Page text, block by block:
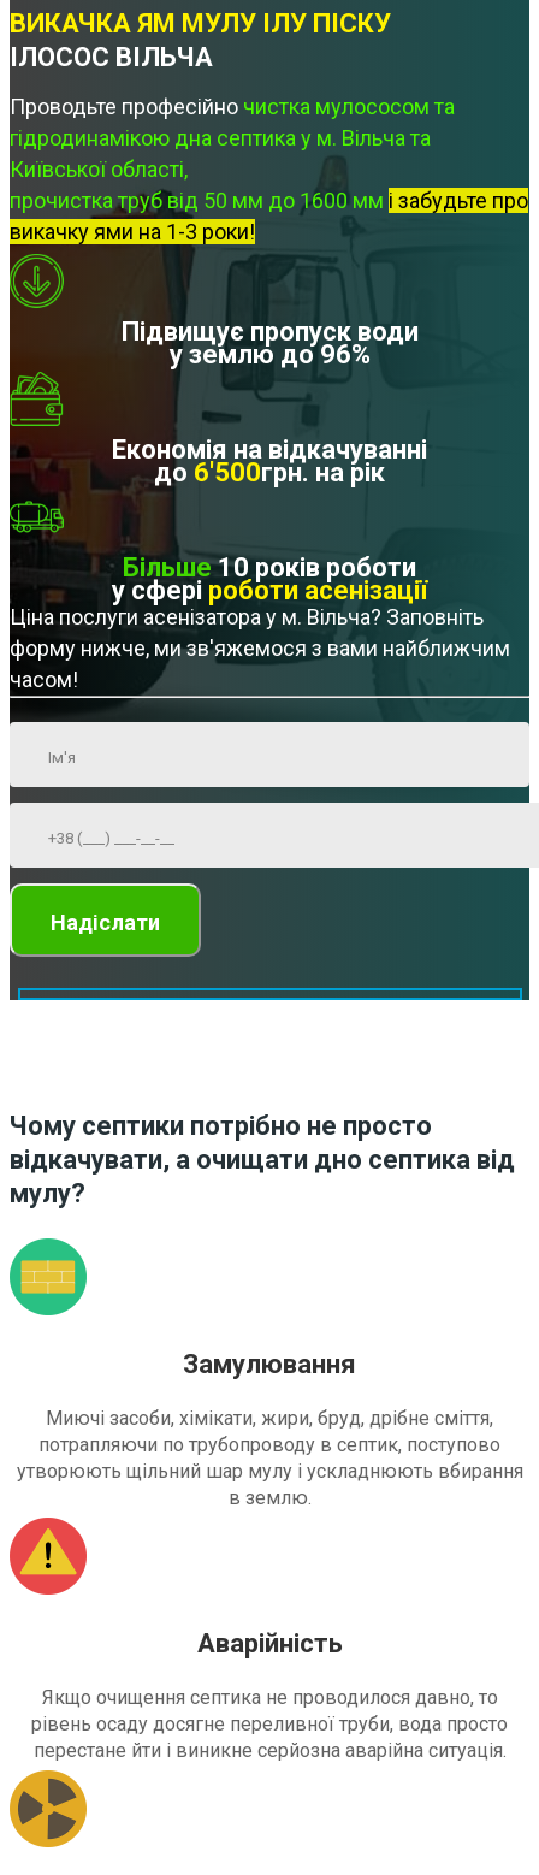
ВИКАЧКА ЯМ МУЛУ ІЛУ ПІСКУ
ІЛОСОС ВІЛЬЧА
Проводьте професійно чистка мулососом та
гідродинамікою дна септика у м. Вільча та
Київської області,
прочистка труб від 50 мм до 1600 мм і забудьте про
викачку ями на 1-3 роки!
Підвищує пропуск води
у землю до 96%
Економія на відкачуванні
до 6'500грн. на рік
Більше10 років роботи
у сфері роботи асенізації
Ціна послуги асенізатора у м. Вільча? Заповніть
форму нижче, ми зв'яжемося з вами найближчим
часом!
Чому септики потрібно не просто
відкачувати, а очищати дно септика від
мулу?
Замулювання
Миючі засоби, хімікати, жири, бруд, дрібне сміття,
потрапляючи по трубопроводу в септик, поступово
утворюють щільний шар мулу і ускладнюють вбирання
в землю.
Аварійність
Якщо очищення септика не проводилося давно, то
рівень осаду досягне переливної труби, вода просто
перестане йти і виникне серйозна аварійна ситуація.